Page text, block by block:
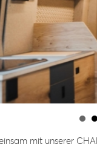
mit unserer